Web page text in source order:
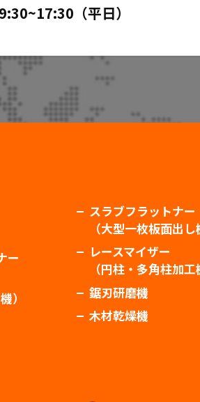
（平日）
ー
）
スラブフラットナー
（大型一枚板面出し
レースマイザー
（円柱・多角柱加工
鋸刃研磨機
木材乾燥機